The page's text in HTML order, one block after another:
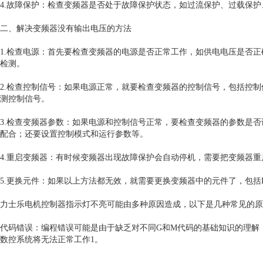
4.故障保护：检查变频器是否处于故障保护状态，如过流保护、过载保
二、解决变频器没有输出电压的方法
1.检查电源：首先要检查变频器的电源是否正常工作，如供电电压是否
检测。
2.检查控制信号：如果电源正常，就要检查变频器的控制信号，包括控
测控制信号。
3.检查变频器参数：如果电源和控制信号正常，要检查变频器的参数是
配合；还要设置控制模式和运行参数等。
4.重启变频器：有时候变频器出现故障保护会自动停机，需要把变频器
5.更换元件：如果以上方法都无效，就需要更换变频器中的元件了，包
力士乐电机控制器指示灯不亮可能由多种原因造成，以下是几种常见的
代码错误：编程错误可能是由于缺乏对不同G和M代码的基础知识的理
数控系统将无法正常工作1。